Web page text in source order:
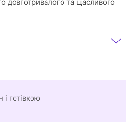
довготривалого та щасливого
і готівкою